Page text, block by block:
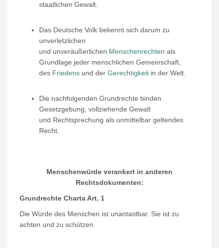
staatlichen Gewalt.
Das Deutsche Volk bekennt sich darum zu
unverletzlichen
und unveräußerlichen Menschenrechten als
Grundlage jeder menschlichen Gemeinschaft,
des Friedens und der Gerechtigkeit in der Welt.
Die nachfolgenden Grundrechte binden
Gesetzgebung, vollziehende Gewalt
und Rechtsprechung als unmittelbar geltendes
Recht.
Menschenwürde verankert in anderen
Rechtsdokumenten:
Grundrechte Charta Art. 1
Die Würde des Menschen ist unantastbar. Sie ist zu
achten und zu schützen.